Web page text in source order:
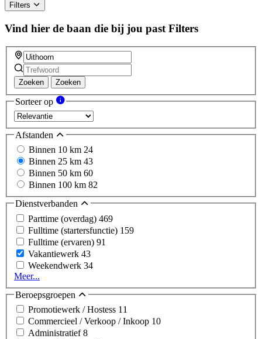
Filters
Vind hier de baan die bij jou past Filters
Zoeken Zoeken
Sorteer op
Afstanden
Binnen 10 km 24
Binnen 25 km 43
Binnen 50 km 60
Binnen 100 km 82
Dienstverbanden
Parttime (overdag) 469
Fulltime (startersfunctie) 159
Fulltime (ervaren) 91
Vakantiewerk 43
Weekendwerk 34
Meer...
Beroepsgroepen
Promotiewerk / Hostess 11
Commercieel / Verkoop / Inkoop 10
Administratief8